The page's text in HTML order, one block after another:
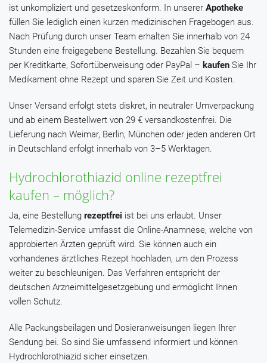
ist unkompliziert und gesetzeskonform. In unserer Apotheke
füllen Sie lediglich einen kurzen medizinischen Fragebogen aus.
Nach Prüfung durch unser Team erhalten Sie innerhalb von 24
Stunden eine freigegebene Bestellung. Bezahlen Sie bequem
per Kreditkarte, Sofortüberweisung oder PayPal – kaufen Sie Ihr
Medikament ohne Rezept und sparen Sie Zeit und Kosten.
Unser Versand erfolgt stets diskret, in neutraler Umverpackung
und ab einem Bestellwert von 29 € versandkostenfrei. Die
Lieferung nach Weimar, Berlin, München oder jeden anderen Ort
in Deutschland erfolgt innerhalb von 3–5 Werktagen.
Hydrochlorothiazid online rezeptfrei
kaufen – möglich?
Ja, eine Bestellung rezeptfrei ist bei uns erlaubt. Unser
Telemedizin-Service umfasst die Online-Anamnese, welche von
approbierten Ärzten geprüft wird. Sie können auch ein
vorhandenes ärztliches Rezept hochladen, um den Prozess
weiter zu beschleunigen. Das Verfahren entspricht der
deutschen Arzneimittelgesetzgebung und ermöglicht Ihnen
vollen Schutz.
Alle Packungsbeilagen und Dosieranweisungen liegen Ihrer
Sendung bei. So sind Sie umfassend informiert und können
Hydrochlorothiazid sicher einsetzen.